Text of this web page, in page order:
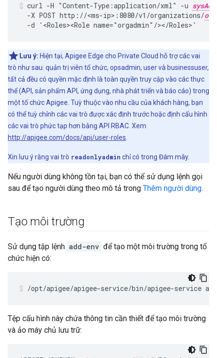
curl -H "Content-Type:application/xml" -u
  -X POST http://<ms-ip>:8080/v1/organizations/
  -d '<Roles><Role name="orgadmin"/></Roles>'
Lưu ý: Hiện tại, Apigee Edge cho Private Cloud hỗ trợ các vai
trò như sau: quản trị viên tổ chức, opsadmin, user và businessuser,
tất cả đều có quyền mặc định là toàn quyền truy cập vào các thực
thể (API, sản phẩm API, ứng dụng, nhà phát triển và báo cáo) trong
một tổ chức Apigee. Tuỳ thuộc vào nhu cầu của khách hàng, bạn
có thể tuỳ chỉnh các vai trò được xác định trước hoặc định cấu hình
các vai trò phức tạp hơn bằng API RBAC. Xem
http://apigee.com/docs/api/user-roles
Xin lưu ý rằng vai trò readonlyadmin chỉ có trong Đám mây.
Nếu người dùng không tồn tại, bạn có thể sử dụng lệnh gọi
sau để tạo người dùng theo mô tả trong Thêm người dùng.
Tạo môi trường
Sử dụng tập lệnh add-env để tạo một môi trường trong tổ
chức hiện có:
/opt/apigee/apigee-service/bin/apigee-service
Tệp cấu hình này chứa thông tin cần thiết để tạo môi trường
và ảo máy chủ lưu trữ: